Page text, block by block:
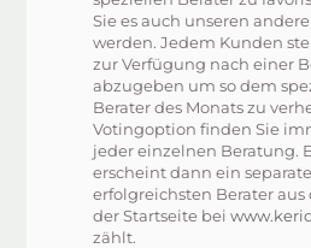
Sie es auch unseren
werden. Jedem Kunden
zur Verfügung nach einer
abzugeben um so dem
Berater des Monats zu
Votingoption finden Sie
jeder einzelnen Beratung.
erscheint dann ein
erfolgreichsten Berater
der Startseite bei
zählt.